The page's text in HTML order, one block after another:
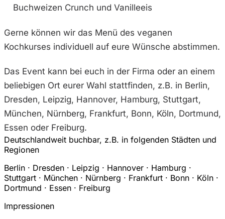
Buchweizen Crunch und Vanilleeis
Gerne können wir das Menü des veganen
Kochkurses individuell auf eure Wünsche abstimmen.
Das Event kann bei euch in der Firma oder an einem
beliebigen Ort eurer Wahl stattfinden, z.B. in Berlin,
Dresden, Leipzig, Hannover, Hamburg, Stuttgart,
München, Nürnberg, Frankfurt, Bonn, Köln, Dortmund,
Essen oder Freiburg.
Deutschlandweit buchbar, z.B. in folgenden Städten und
Regionen
Berlin · Dresden · Leipzig · Hannover · Hamburg ·
Stuttgart · München · Nürnberg · Frankfurt · Bonn · Köln ·
Dortmund · Essen · Freiburg
Impressionen